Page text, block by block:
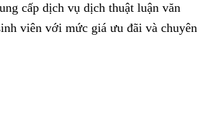
cấp dịch vụ dịch thuật luận văn
viên với mức giá ưu đãi và chuyên